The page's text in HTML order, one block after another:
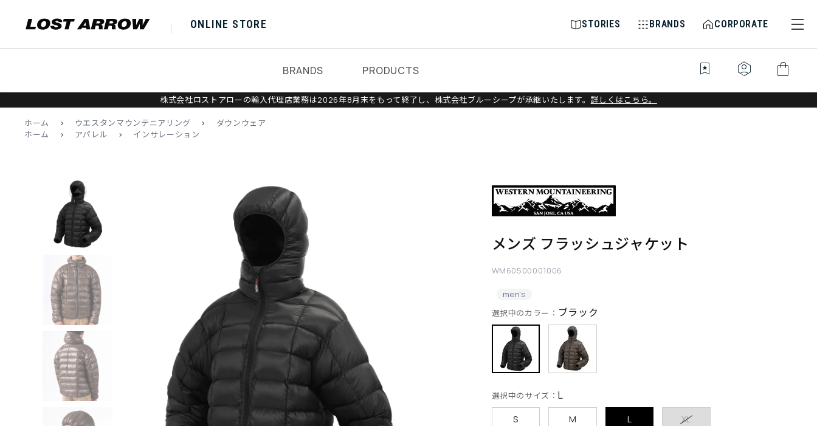
ONLINE STORE STORIES BRANDS CORPORATE
BRANDS PRODUCTS bookmark_star identity_platform shopping_bag
株式会社ロストアローの輸入代理店業務は2026年8月末をもって終了し、株式会社ブルーシープが承継いたします。 詳しくはこちら。
ホーム > ウエスタンマウンテニアリング >
ダウンウェア
ホーム
> アパレル > インサレーション
メンズ フラッシュジャケット
WM60500001006
men's
選択中のカラー： ブラック
選択中のサイズ： L
S M L XL